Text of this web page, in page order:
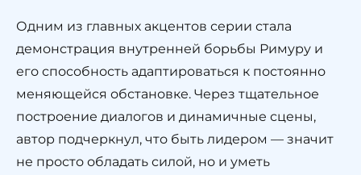
Одним из главных акцентов серии стала
демонстрация внутренней борьбы Римуру и
его способность адаптироваться к постоянно
меняющейся обстановке. Через тщательное
построение диалогов и динамичные сцены,
автор подчеркнул, что быть лидером — значит
не просто обладать силой, но и уметь